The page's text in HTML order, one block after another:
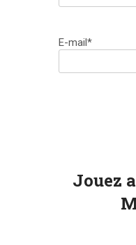
E-mail*
Jouez